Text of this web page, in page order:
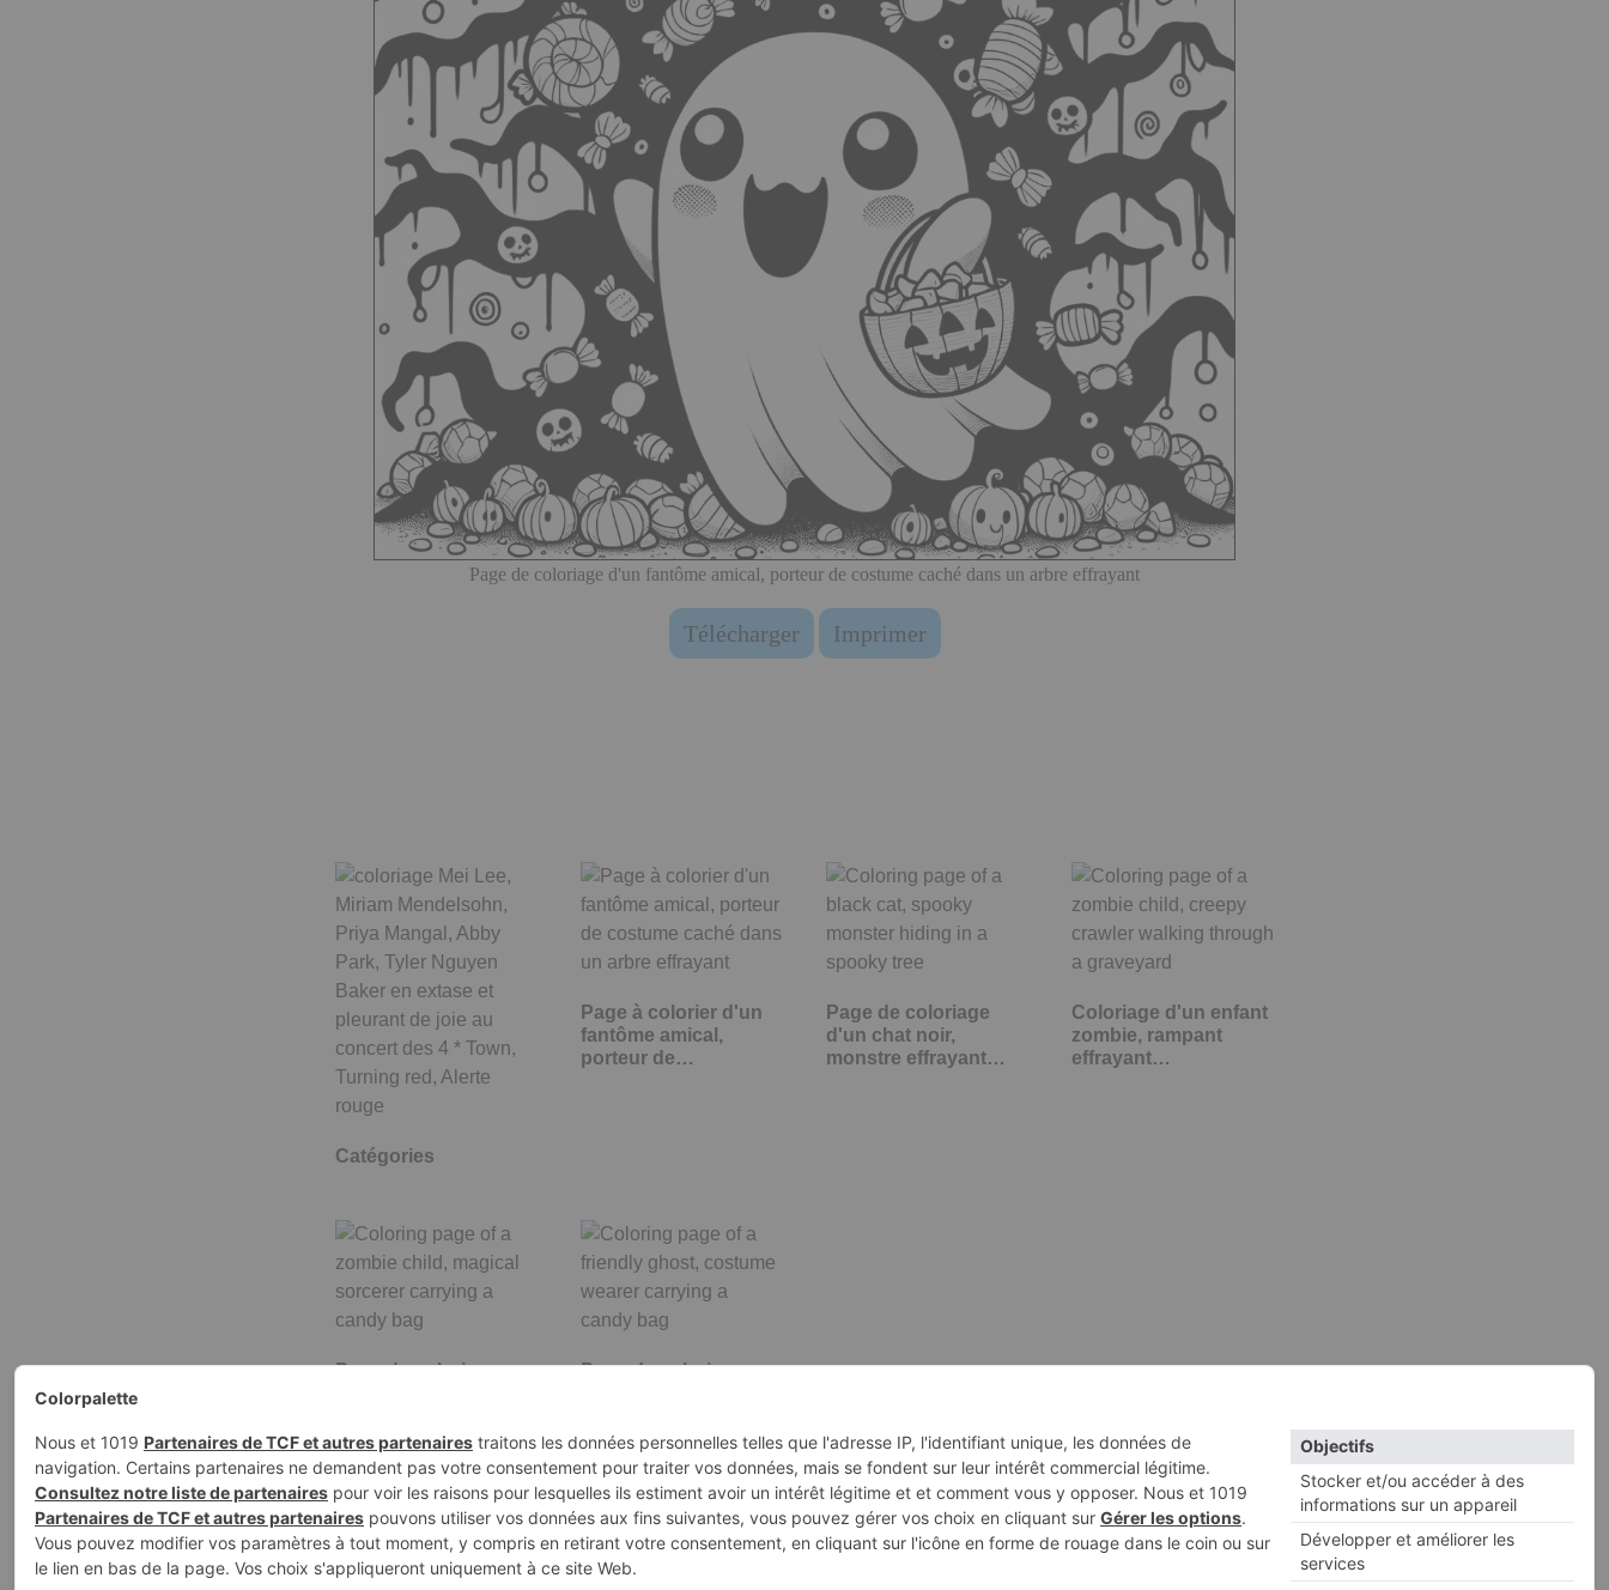
Page de coloriage d'un fantôme amical, porteur de costume caché dans un arbre effrayant
Télécharger Imprimer
Catégories
Page à colorier d'un
fantôme amical,
porteur de…
Page de coloriage
d'un chat noir,
monstre effrayant…
Coloriage d'un enfant
zombie, rampant
effrayant…
Page de coloriage
Page de coloriage